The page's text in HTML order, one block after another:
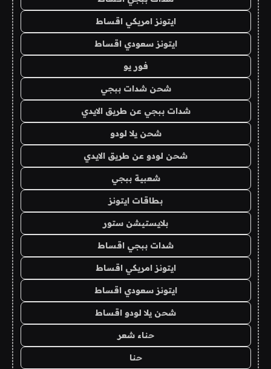
ايتونز امريكي اقساط
ايتونز سعودي اقساط
فور يو
شحن شدات ببجي
شدات ببجي عن طريق الايدي
شحن يلا لودو
شحن لودو عن طريق الايدي
شعبية ببجي
بطاقات ايتونز
بلايستيشن ستور
شدات ببجي اقساط
ايتونز امريكي اقساط
ايتونز سعودي اقساط
شحن يلا لودو اقساط
حناء شعر
حنا